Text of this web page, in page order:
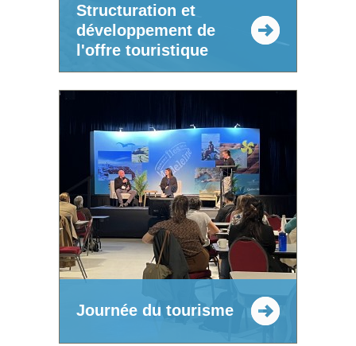
Structuration et
développement de
l'offre touristique
Journée du tourisme